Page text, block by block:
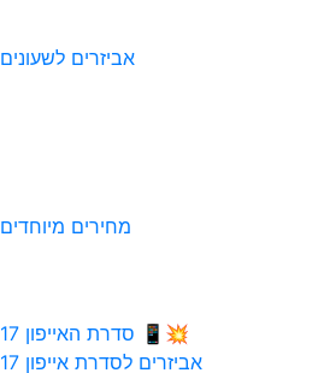
אביזרים לשעונים
מחירים מיוחדים
💥📱 סדרת האייפון 17
אביזרים לסדרת אייפון 17